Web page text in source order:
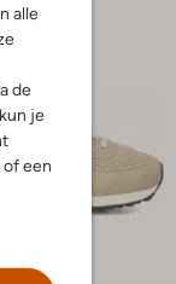
alle
de
je
een